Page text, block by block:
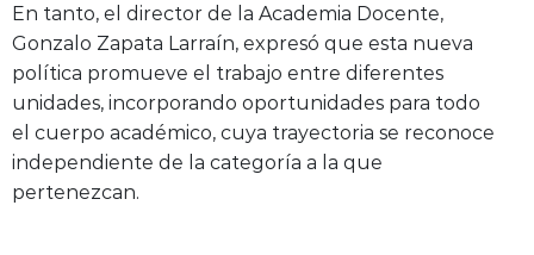
En tanto, el director de la Academia Docente,
Gonzalo Zapata Larraín, expresó que esta nueva
política promueve el trabajo entre diferentes
unidades, incorporando oportunidades para todo
el cuerpo académico, cuya trayectoria se reconoce
independiente de la categoría a la que
pertenezcan.